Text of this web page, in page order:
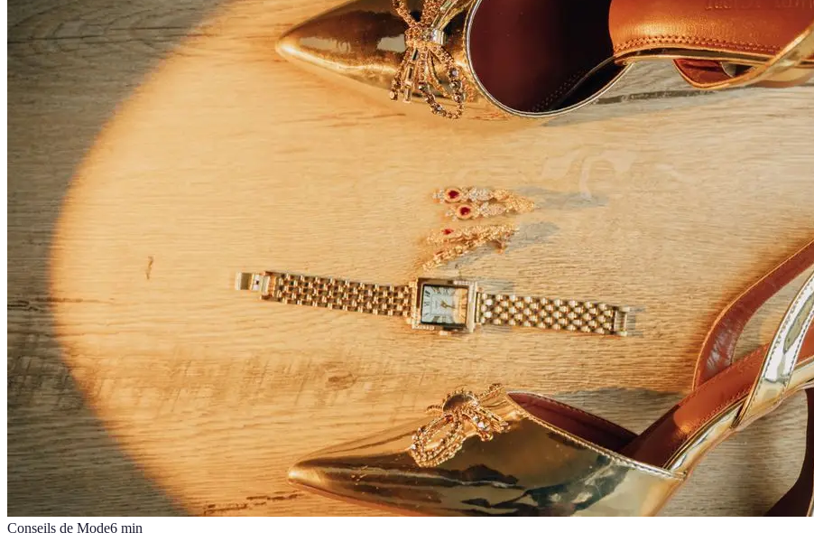
Conseils de Mode6 min